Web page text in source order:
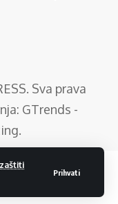
zaštiti
Prihvati
. Sva prava
GTrends -
.